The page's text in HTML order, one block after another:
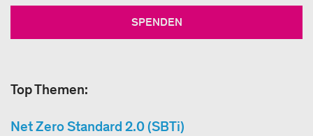
SPENDEN
Top Themen:
Net Zero Standard 2.0 (SBTi)